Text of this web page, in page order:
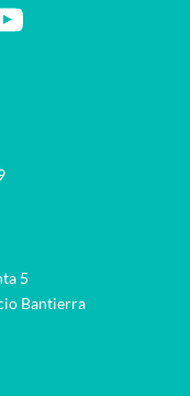
5
Bantierra